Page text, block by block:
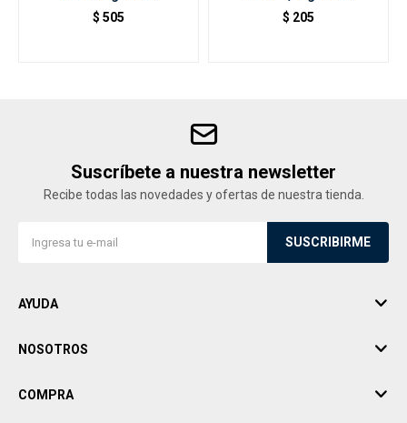
$ 505 $ 205
Suscríbete a nuestra newsletter
Recibe todas las novedades y ofertas de nuestra tienda.
SUSCRIBIRME
AYUDA
NOSOTROS
COMPRA